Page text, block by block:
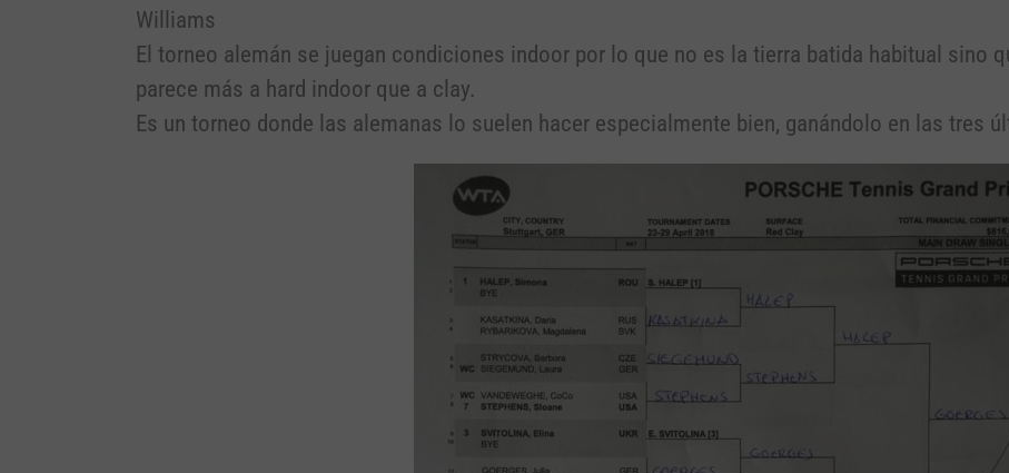
Williams
El torneo alemán se juegan condiciones indoor por lo que no es la tierra batida habitual sino
parece más a hard indoor que a clay.
Es un torneo donde las alemanas lo suelen hacer especialmente bien, ganándolo en las tres